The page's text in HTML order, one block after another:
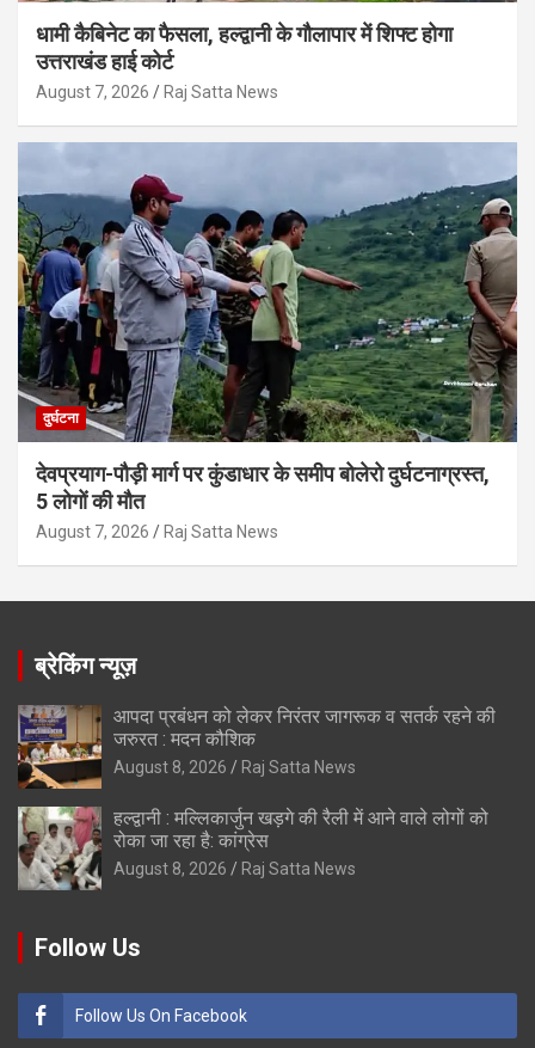
धामी कैबिनेट का फैसला, हल्द्वानी के गौलापार में शिफ्ट होगा
उत्तराखंड हाई कोर्ट
August 7, 2026 Raj Satta News
दुर्घटना
देवप्रयाग-पौड़ी मार्ग पर कुंडाधार के समीप बोलेरो दुर्घटनाग्रस्त,
5 लोगों की मौत
August 7, 2026 Raj Satta News
ब्रेकिंग न्यूज़
आपदा प्रबंधन को लेकर निरंतर जागरूक व सतर्क रहने की
जरुरत : मदन कौशिक
August 8, 2026 Raj Satta News
हल्द्वानी : मल्लिकार्जुन खड़गे की रैली में आने वाले लोगों को
रोका जा रहा है: कांग्रेस
August 8, 2026 Raj Satta News
Follow Us
Follow Us On Facebook